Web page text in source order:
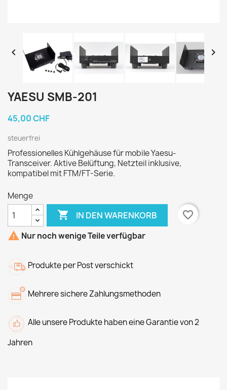
 
YAESU SMB-201
45,00 CHF
steuerfrei
Professionelles Kühlgehäuse für mobile Yaesu-
Transceiver. Aktive Belüftung, Netzteil inklusive,
kompatibel mit FTM/FT-Serie.
Menge
 IN DEN WARENKORB
favorite_border
 Nur noch wenige Teile verfügbar
Produkte per Post verschickt
Mehrere sichere Zahlungsmethoden
Alle unsere Produkte haben eine Garantie von 2
Jahren